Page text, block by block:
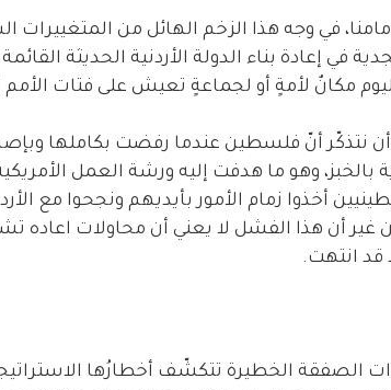
في وجه هذا الزخم الهائل من المتغييرات
في إعادة بناء الدولة الأردنية الحديثة
مكانٌ لأمةٍ أو لجماعةٍ تعيش على فتات الأمم
أن نتذكّر أنّ فلسطين عندما رفضت بكاملها
بالخبز، وهو ما هدفت إليه ورشة العمل
أخذوا زمام الأمور بأيديهم ونجحوا مع
غير أن هذا الفشل لا يعني أن محاولات
قد انتهت.
الصفقة الخطيرة تتكشّف أخطارُها